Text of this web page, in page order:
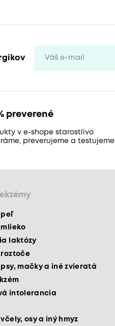
preverené
v e-shope starostlivo
preverujeme a testujeme
peľ
laktózy
mačky a iné zvieratá
intolerancia
osy a iný hmyz